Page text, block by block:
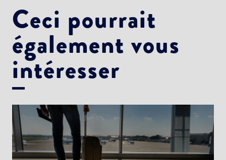
Ceci pourrait
également vous
intéresser